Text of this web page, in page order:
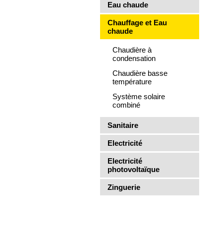
Eau chaude
Chauffage et Eau
chaude
Chaudière à
condensation
Chaudière basse
température
Système solaire
combiné
Sanitaire
Electricité
Electricité
photovoltaïque
Zinguerie